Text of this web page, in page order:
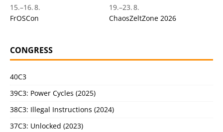
15.–16. 8.
FrOSCon
19.–23. 8.
ChaosZeltZone 2026
CONGRESS
40C3
39C3: Power Cycles (2025)
38C3: Illegal Instructions (2024)
37C3: Unlocked (2023)